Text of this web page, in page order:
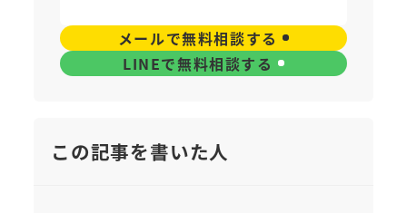
メールで無料相談する
LINEで無料相談する
この記事を書いた人